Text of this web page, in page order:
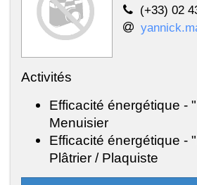
(+33) 02
Activités
Efficacité énergétique -
Menuisier
Efficacité énergétique -
Plâtrier / Plaquiste